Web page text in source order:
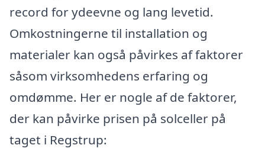
record for ydeevne og lang levetid.
Omkostningerne til installation og
materialer kan også påvirkes af faktorer
såsom virksomhedens erfaring og
omdømme. Her er nogle af de faktorer,
der kan påvirke prisen på solceller på
taget i Regstrup: